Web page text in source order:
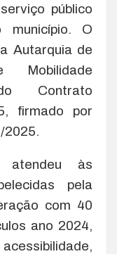
público
município. O
Autarquia de
Mobilidade
Contrato
firmado por
2025.
atendeu às
pela
com 40
ano 2024,